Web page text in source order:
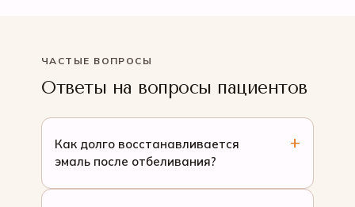
ЧАСТЫЕ ВОПРОСЫ
Ответы на вопросы пациентов
Как долго восстанавливается
эмаль после отбеливания?